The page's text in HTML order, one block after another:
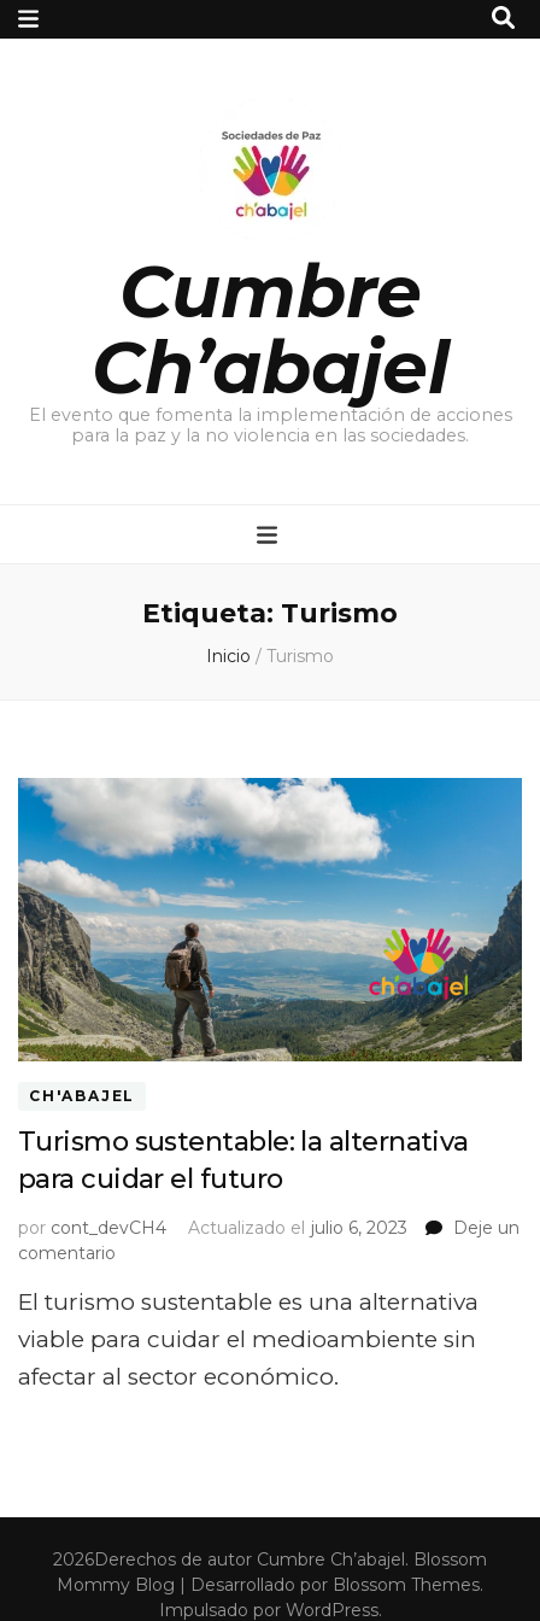
Cumbre
Ch’abajel
El evento que fomenta la implementación de acciones
para la paz y la no violencia en las sociedades.
Etiqueta: Turismo
Inicio / Turismo
CH'ABAJEL
Turismo sustentable: la alternativa
para cuidar el futuro
por cont_devCH4 Actualizado el julio 6, 2023
Deje un
comentario
sustentable:
alternativa
para
El turismo sustentable es una alternativa
viable para cuidar el medioambiente sin
afectar al sector económico.
2026Derechos de autor Cumbre Ch’abajel . Blossom
Mommy Blog | Desarrollado por Blossom Themes.
Impulsado por WordPress.